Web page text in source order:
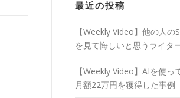
最近の投稿
【Weekly Video】他の人の
を見て悔しいと思うライタ
【Weekly Video】AIを使っ
月額22万円を獲得した事例